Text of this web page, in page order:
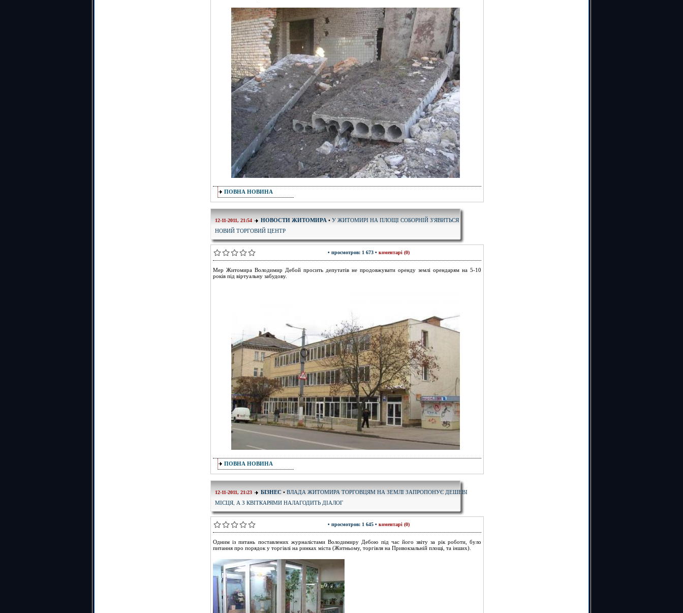
ПОВНА НОВИНА
12-11-2011, 21:54 НОВОСТИ ЖИТОМИРА • У ЖИТОМИРІ НА ПЛОЩІ СОБОРНІЙ З'ЯВИТЬСЯ
НОВИЙ ТОРГОВИЙ ЦЕНТР
• просмотров: 1 673 • коментарі (0)
Мер Житомира Володимир Дебой просить депутатів не продовжувати оренду землі орендарям на 5-10
років під віртуальну забудову.
ПОВНА НОВИНА
12-11-2011, 21:23 БІЗНЕС • ВЛАДА ЖИТОМИРА ТОРГОВЦЯМ НА ЗЕМЛІ ЗАПРОПОНУЄ ДЕШЕВІ
МІСЦЯ, А З КВІТКАРЯМИ НАЛАГОДИТЬ ДІАЛОГ
• просмотров: 1 645 • коментарі (0)
Одним із питань поставлених журналістами Володимиру Дебою під час його звіту за рік роботи, було
питання про порядок у торгівлі на ринках міста (Житньому, торгівля на Привокзальній площі, та інших).